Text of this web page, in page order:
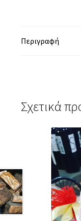
Περιγραφή
Σχετικά